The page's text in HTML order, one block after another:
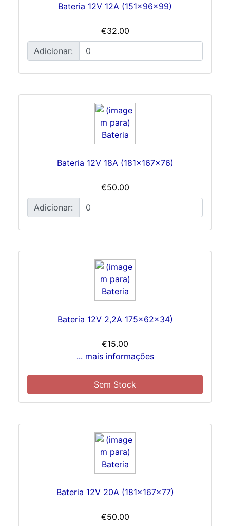
Bateria 12V 12A (151x96x99)
€32.00
Adicionar:
Bateria 12V 18A (181x167x76)
€50.00
Adicionar:
Bateria 12V 2,2A 175x62x34)
€15.00
... mais informações
Sem Stock
Bateria 12V 20A (181x167x77)
€50.00